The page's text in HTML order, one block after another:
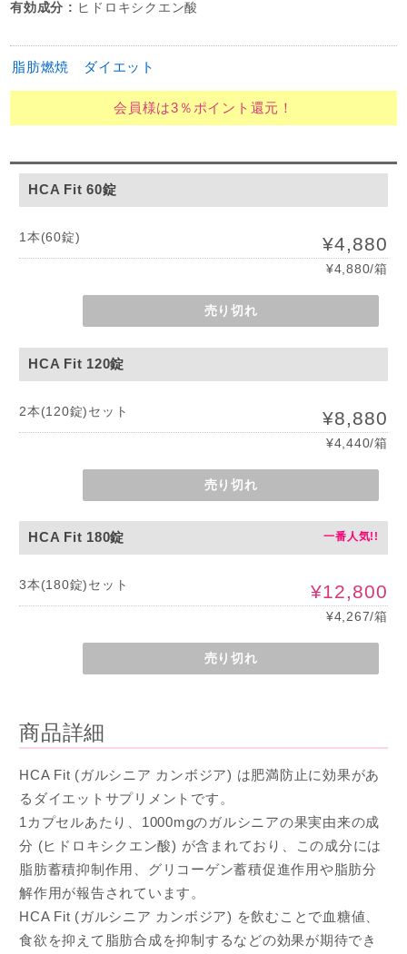
有効成分 : ヒドロキシクエン酸
脂肪燃焼 ダイエット
会員様は3％ポイント還元！
HCA Fit 60錠
1本(60錠) ¥4,880
¥4,880/箱
売り切れ
HCA Fit 120錠
2本(120錠)セット ¥8,880
¥4,440/箱
売り切れ
HCA Fit 180錠
3本(180錠)セット ¥12,800
¥4,267/箱
売り切れ
商品詳細
HCA Fit (ガルシニア カンボジア) は肥満防止に効果があ
るダイエットサプリメントです。
1カプセルあたり、1000mgのガルシニアの果実由来の成
分 (ヒドロキシクエン酸) が含まれており、この成分には
脂肪蓄積抑制作用、グリコーゲン蓄積促進作用や脂肪分
解作用が報告されています。
HCA Fit (ガルシニア カンボジア) を飲むことで血糖値、
食欲を抑えて脂肪合成を抑制するなどの効果が期待でき